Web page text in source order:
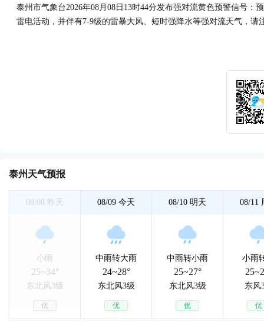
泰州市气象台2026年08月08日13时44分发布强对流黄色预警信号
雷电活动，并伴有7-9级的雷暴大风、短时强降水等强对流天气，
泰州天气预报
08/08 昨天
小雨
25~34°
东北风3级
优
08/09 今天
中雨转大雨
24~28°
东北风3级
优
08/10 明天
中雨转小雨
25~27°
东北风3级
优
08/11
小雨
东风
优